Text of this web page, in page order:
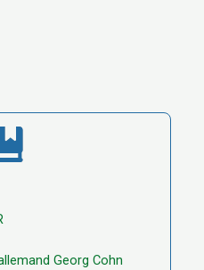
Georg Cohn